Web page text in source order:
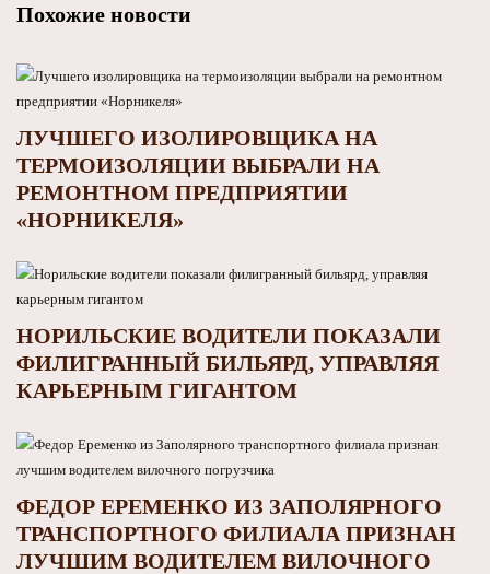
Похожие новости
ЛУЧШЕГО ИЗОЛИРОВЩИКА НА
ТЕРМОИЗОЛЯЦИИ ВЫБРАЛИ НА
РЕМОНТНОМ ПРЕДПРИЯТИИ
«НОРНИКЕЛЯ»
НОРИЛЬСКИЕ ВОДИТЕЛИ ПОКАЗАЛИ
ФИЛИГРАННЫЙ БИЛЬЯРД, УПРАВЛЯЯ
КАРЬЕРНЫМ ГИГАНТОМ
ФЕДОР ЕРЕМЕНКО ИЗ ЗАПОЛЯРНОГО
ТРАНСПОРТНОГО ФИЛИАЛА ПРИЗНАН
ЛУЧШИМ ВОДИТЕЛЕМ ВИЛОЧНОГО